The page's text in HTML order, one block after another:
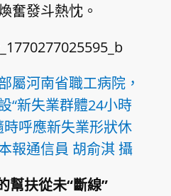
奮發斗熱忱。
屬河南省職工病院，
“新失業群體24小時
呼應新失業形狀休
報通信員 胡俞淇 攝
幫扶從未“斷線”